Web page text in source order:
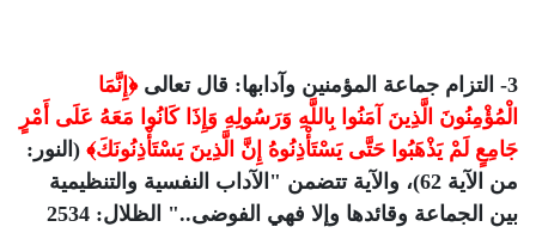
3- التزام جماعة المؤمنين وآدابها: قال تعالى
﴿إِنَّمَا
الْمُؤْمِنُونَ الَّذِينَ آمَنُوا بِاللَّهِ وَرَسُولِهِ وَإِذَا كَانُوا مَعَهُ عَلَى أَمْرٍ
جَامِعٍ لَمْ يَذْهَبُوا حَتَّى يَسْتَأْذِنُوهُ إِنَّ الَّذِينَ يَسْتَأْذِنُونَكَ﴾ (النور:
من الآية 62)، والآية تتضمن "الآداب النفسية والتنظيمية
بين الجماعة وقائدها وإلا فهي الفوضى.." الظلال: 2534